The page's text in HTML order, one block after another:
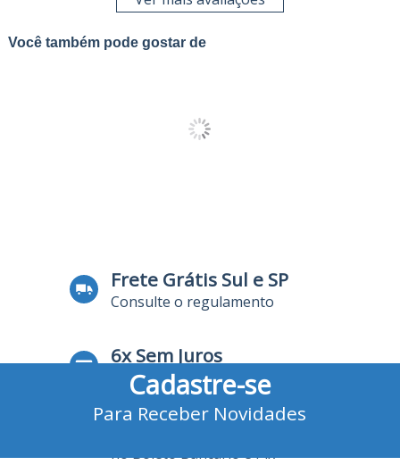
Você também pode gostar de
Frete Grátis Sul e SP
Consulte o regulamento
6x Sem Juros
no Cartão de Crédito
no Boleto Bancário e Pix
Cadastre-se
Para Receber Novidades